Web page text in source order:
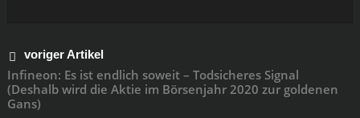
voriger Artikel
Infineon: Es ist endlich soweit – Todsicheres Signal
(Deshalb wird die Aktie im Börsenjahr 2020 zur goldenen
Gans)